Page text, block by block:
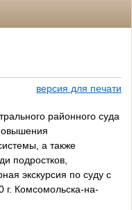
версия для печати
районного суда
а также
подростков,
экскурсия по суду с
г. Комсомольска-на-